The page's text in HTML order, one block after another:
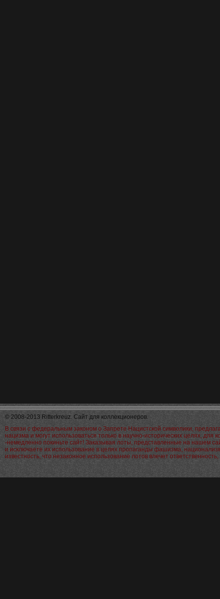
© 2008-2013 Ritterkreuz. Сайт для коллекционеров.
В связи с федеральным законом о Запрете Нацистской символики,
нацизма и могут использоваться только в научно-исторических целях,
-немедленно покиньте сайт! Заказывая лоты, представленные на нашем
и исключаете их использование в целях пропаганды фашизма,
известность, что незаконное использование лотов влечет